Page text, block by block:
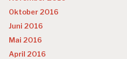
Oktober 2016
Juni 2016
Mai 2016
April 2016